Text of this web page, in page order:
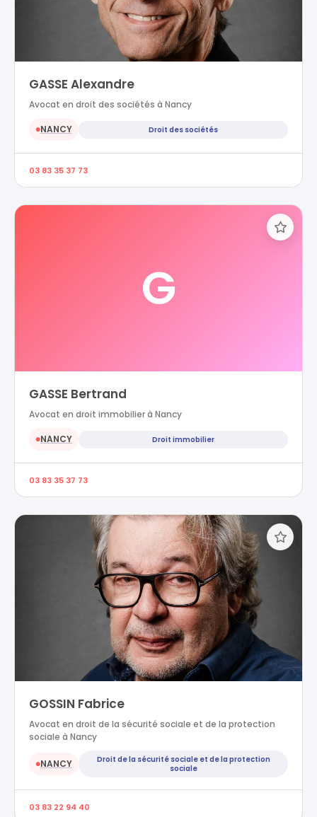
GASSE Alexandre
Avocat en droit des sociétés à Nancy
●NANCY Droit des sociétés
03 83 35 37 73
G
GASSE Bertrand
Avocat en droit immobilier à Nancy
●NANCY Droit immobilier
03 83 35 37 73
GOSSIN Fabrice
Avocat en droit de la sécurité sociale et de la protection
sociale à Nancy
●NANCY
Droit de la sécurité sociale et de la protection
sociale
03 83 22 94 40